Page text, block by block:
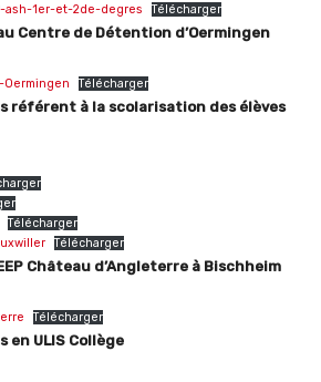
ash-1er-et-2de-degres Télécharger
Centre de Détention d’Oermingen
Télécharger
référent à la scolarisation des élèves
Télécharger
Télécharger
Château d’Angleterre à Bischheim
Télécharger
en ULIS Collège